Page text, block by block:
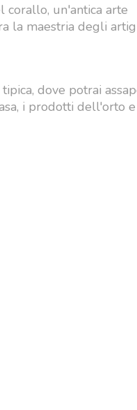
corallo, un'antica arte
la maestria degli
dove potrai
i prodotti dell'orto